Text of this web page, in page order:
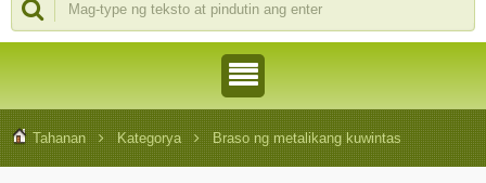
TOOL NG
ASSEMBLY
Tahanan Kategorya Braso ng metalikang kuwintas